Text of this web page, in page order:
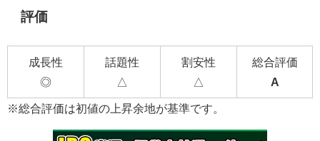
評価
成長性
◎
話題性
△
割安性
△
総合評価
A
※総合評価は初値の上昇余地が基準です。